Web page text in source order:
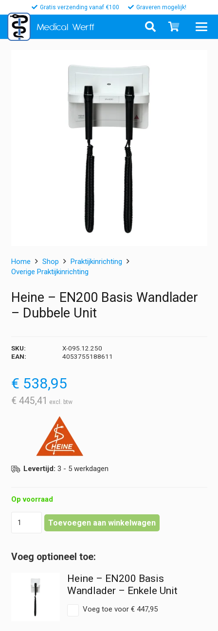
Gratis verzending vanaf €100 Graveren mogelijk!
Medical Werff
Home Shop
Praktijkinrichting
Overige Praktijkinrichting
Heine – EN200 Basis Wandlader
– Dubbele Unit
SKU:
X-095.12.250
EAN:
4053755188611
€ 538,95
€ 445,41
Levertijd: 3 - 5 werkdagen
Op voorraad
Wandlader
Dubbele
hoeveelheid
Toevoegen aan winkelwagen
Heine – EN200 Basis
Wandlader – Enkele Unit
Voeg toe voor €447,95